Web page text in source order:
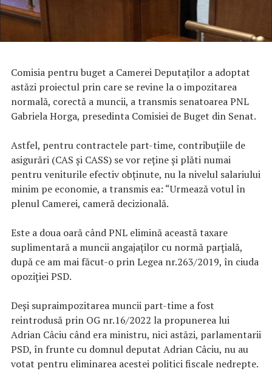
Comisia pentru buget a Camerei Deputaților a adoptat
astăzi proiectul prin care se revine la o impozitarea
normală, corectă a muncii, a transmis senatoarea PNL
Gabriela Horga, presedinta Comisiei de Buget din Senat.
Astfel, pentru contractele part-time, contribuțiile de
asigurări (CAS și CASS) se vor reține și plăti numai
pentru veniturile efectiv obținute, nu la nivelul salariului
minim pe economie, a transmis ea: “Urmează votul în
plenul Camerei, cameră decizională.
Este a doua oară când PNL elimină această taxare
suplimentară a muncii angajaților cu normă parțială,
după ce am mai făcut-o prin Legea nr.263/2019, în ciuda
opoziției PSD.
Deși supraimpozitarea muncii part-time a fost
reintrodusă prin OG nr.16/2022 la propunerea lui
Adrian Câciu când era ministru, nici astăzi, parlamentarii
PSD, în frunte cu domnul deputat Adrian Câciu, nu au
votat pentru eliminarea acestei politici fiscale nedrepte.